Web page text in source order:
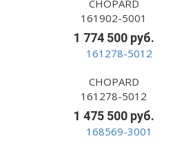
CHOPARD
161902-5001
1 774 500 руб.
CHOPARD
161278-5012
1 475 500 руб.